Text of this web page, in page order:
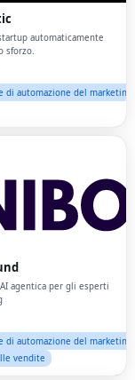
automaticamente
sforzo.
di automazione del marketing
agentica per gli esperti
di automazione del marketing
vendite